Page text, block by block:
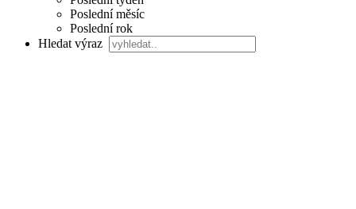
Poslední měsíc
Poslední rok
Hledat výraz